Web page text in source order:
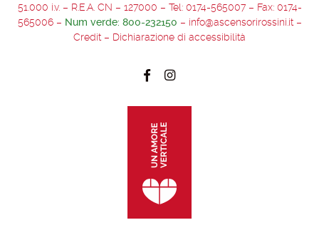
51.000 i.v. – R.E.A. CN – 127000 – Tel: 0174-565007– Fax: 0174-
565006– Num verde: 800-232150 – info@ascensorirossini.it–
Credit – Dichiarazione di accessibilità